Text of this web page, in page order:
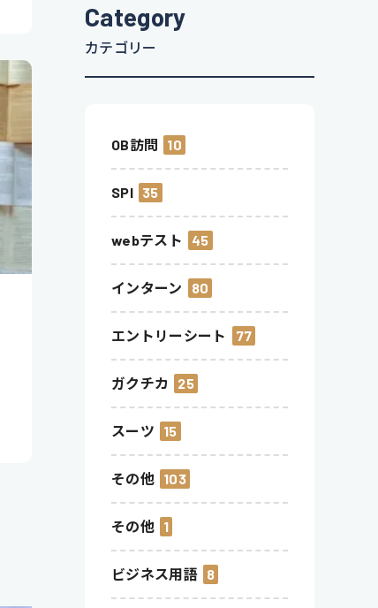
Category
カテゴリー
OB訪問 10
SPI 35
webテスト 45
インターン 80
エントリーシート 77
ガクチカ 25
スーツ 15
その他 103
その他 1
ビジネス用語 8